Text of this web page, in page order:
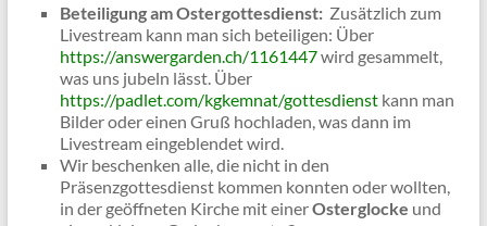
Beteiligung am Ostergottesdienst: Zusätzlich zum
Livestream kann man sich beteiligen: Über
https://answergarden.ch/1161447wird gesammelt,
was uns jubeln lässt. Über
https://padlet.com/kgkemnat/gottesdienstkann man
Bilder oder einen Gruß hochladen, was dann im
Livestream eingeblendet wird.
Wir beschenken alle, die nicht in den
Präsenzgottesdienst kommen konnten oder wollten,
in der geöffneten Kirche mit einerOsterglocke und